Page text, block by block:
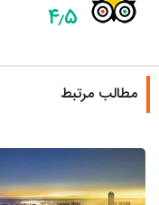
۴٫۵
مطالب مرتبط